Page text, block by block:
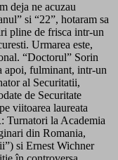
deja ne acuzau
si “22”, hotaram sa
pline de frisca intr-un
Urmarea este,
“Doctorul” Sorin
apoi, fulminant, intr-un
al Securitatii,
de Securitate
viitoarea laureata
Turnatori la Academia
din Romania,
si Ernest Wichner